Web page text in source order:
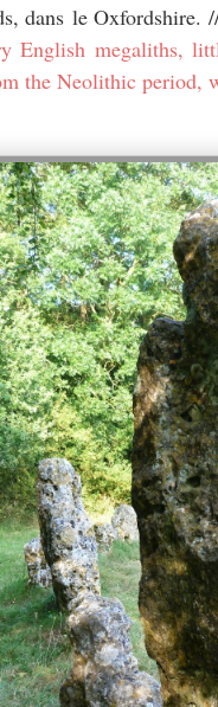
dans le Oxfordshire.
English megaliths,
the Neolithic period,